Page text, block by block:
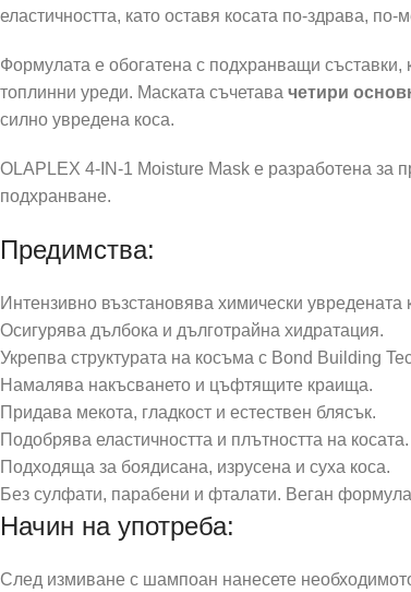
еластичността, като оставя косата по-здрава, по-
Формулата е обогатена с подхранващи съставки,
топлинни уреди. Маската съчетава четири
силно увредена коса.
OLAPLEX 4-IN-1 Moisture Mask е разработена за
подхранване.
Предимства:
Интензивно възстановява химически увредената
Осигурява дълбока и дълготрайна хидратация.
Укрепва структурата на косъма с Bond Building
Намалява накъсването и цъфтящите краища.
Придава мекота, гладкост и естествен блясък.
Подобрява еластичността и плътността на косата.
Подходяща за боядисана, изрусена и суха коса.
Без сулфати, парабени и фталати. Веган
Начин на употреба:
След измиване с шампоан нанесете